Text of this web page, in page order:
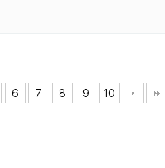
6 7 8 9 10